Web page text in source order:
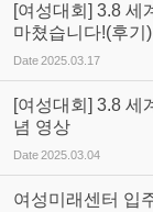
[여성대회] 3.8 세
마쳤습니다!(후기)
Date2025.03.17
[여성대회] 3.8 세
념 영상
Date2025.03.04
여성미래센터 입